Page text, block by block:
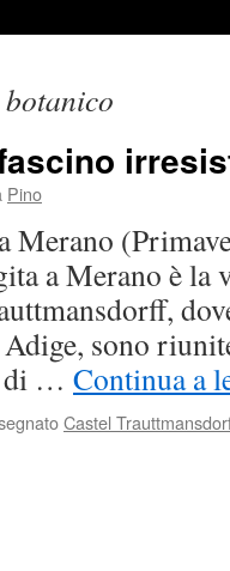
Pino
a Merano è
sono
di … Continua a
Castel